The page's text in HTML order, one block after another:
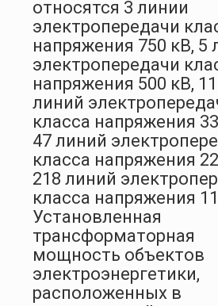
относятся 3 линии
электропередачи
напряжения 750 кВ, 5
электропередачи
напряжения 500 кВ, 11
линий
класса напряжения
47 линий
класса напряжения
218 линий
класса напряжения
Установленная
трансформаторная
мощность объектов
электроэнергетики,
расположенных в